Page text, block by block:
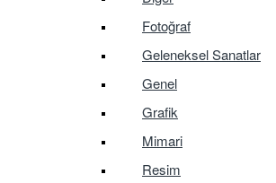
Fotoğraf
Geleneksel Sanatlar
Genel
Grafik
Mimari
Resim